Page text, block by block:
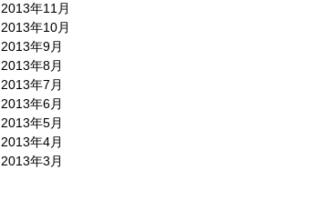
2013年11月
2013年10月
2013年9月
2013年8月
2013年7月
2013年6月
2013年5月
2013年4月
2013年3月